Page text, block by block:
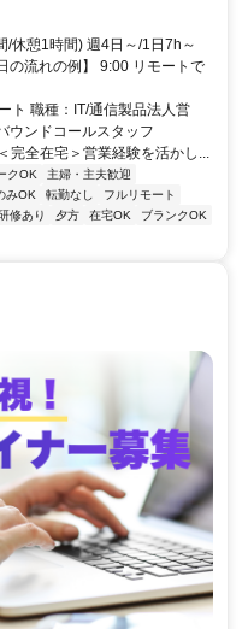
休憩1時間) 週4日～/1日7h～
の流れの例】 9:00 リモートで
ト 職種：IT/通信製品法人営
ウンドコールスタッフ
在宅＞営業経験を活かし...
クOK
主婦・主夫歓迎
みOK 転勤なし
フルリモート
修あり 夕方 在宅OK
ブランクOK